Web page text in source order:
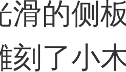
滑的侧
刻了小